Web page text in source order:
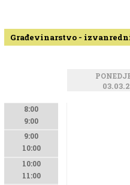
Građevinarstvo -
8:00
9:00
9:00
10:00
10:00
11:00